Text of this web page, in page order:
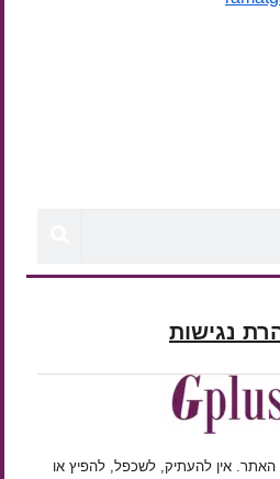
נגישות
האתר. אין להעתיק, לשכפל, להפיץ או